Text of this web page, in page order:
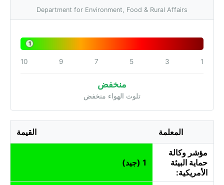
Department for Environment, Food & Rural Affairs
1
1
3
5
7
9
10
منخفض
تلوث الهواء منخفض
المعلمة القيمة
مؤشر وكالة
حماية البيئة
الأمريكية:
1 (جيد)